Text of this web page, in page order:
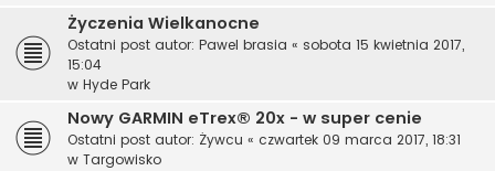
Życzenia Wielkanocne
Ostatni post autor: Pawel brasia « sobota 15 kwietnia 2017,
15:04
w Hyde Park
Nowy GARMIN eTrex® 20x - w super cenie
Ostatni post autor: Żywcu « czwartek 09 marca 2017, 18:31
w Targowisko